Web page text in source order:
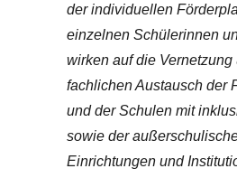
der individuellen
einzelnen Schülerinnen
wirken auf die Vernetzung
fachlichen Austausch der
und der Schulen mit
sowie der
Einrichtungen und